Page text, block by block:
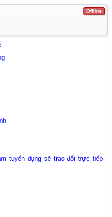
Offline
tuyển dụng sẽ trao đổi trực tiếp